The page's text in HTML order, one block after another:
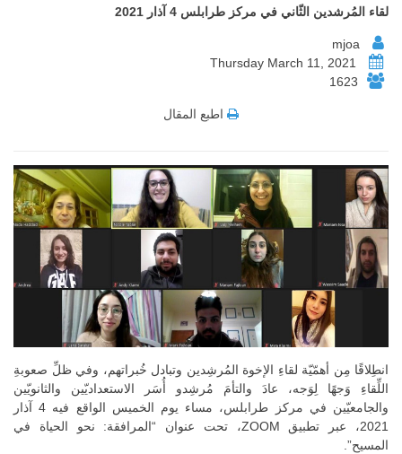
لقاء المُرشدين الثّاني في مركز طرابلس 4 آذار 2021
1623
اطبع المقال
انطِلاقًا مِن أهمّيّة لقاءِ الإخوة المُرشِدين وتبادل خُبراتهم، وفي ظلِّ صعوبةِ
اللِّقاءِ وَجهًا لِوَجه، عادَ والتأمَ مُرشِدو أُسَر الاستعداديّين والثانويّين
والجامعيّين في مركز طرابلس، مساء يوم الخميس الواقع فيه 4 آذار
2021، عبر تطبيق ZOOM، تحت عنوان “المرافقة: نحو الحياة في
المسيح”.